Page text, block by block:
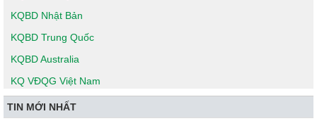
KQBD Nhật Bản
KQBD Trung Quốc
KQBD Australia
KQ VĐQG Việt Nam
TIN MỚI NHẤT